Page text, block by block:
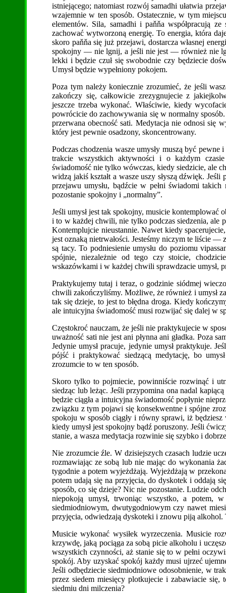
istniejącego; natomiast rozwój samadhi ułatwia
wzajemnie w ten sposób. Ostatecznie, w tym
elementów. Sila, samadhi i paňňa współpracują
zachować wytworzoną energię. To energia, która
skoro paňňa się już przejawi, dostarcza własnej
spokojny — nie lgnij, a jeśli nie jest — również nie
lekki i będzie czuł się swobodnie czy będziecie
Umysł będzie wypełniony pokojem.
Poza tym należy koniecznie zrozumieć, że jeśli
zakończy się, całkowicie zrezygnujecie z
jeszcze trzeba wykonać. Właściwie, kiedy
powrócicie do zachowywania się w normalny
przerwana obecność sati. Medytacja nie odnosi się
który jest pewnie osadzony, skoncentrowany.
Podczas chodzenia wasze umysły muszą być
trakcie wszystkich aktywności i o każdym
świadomość nie tylko wówczas, kiedy siedzicie, ale
widzą jakiś kształt a wasze uszy słyszą dźwięk.
przejawu umysłu, bądźcie w pełni świadomi
pozostanie spokojny i „normalny”.
Jeśli umysł jest tak spokojny, musicie kontemplować
i to w każdej chwili, nie tylko podczas siedzenia,
Kontemplujcie nieustannie. Nawet kiedy
jest oznaką nietrwałości. Jesteśmy niczym te liście
są tacy. To podniesienie umysłu do poziomu
spójnie, niezależnie od tego czy stoicie,
wskazówkami i w każdej chwili sprawdzacie umysł,
Praktykujemy tutaj i teraz, o godzinie siódmej
chwili zakończyliśmy. Możliwe, że również i umysł
tak się dzieje, to jest to błędna droga. Kiedy
ale intuicyjna świadomość musi rozwijać się dalej w
Częstokroć nauczam, że jeśli nie praktykujecie w
uważność sati nie jest ani płynna ani gładka. Poza
Jedynie umysł pracuje, jedynie umysł praktykuje.
pójść i praktykować siedzącą medytację, bo
zrozumcie to w ten sposób.
Skoro tylko to pojmiecie, powinniście rozwinąć i
siedząc lub leżąc. Jeśli przypomina ona nadal
będzie ciągła a intuicyjna świadomość popłynie
związku z tym pojawi się konsekwentne i spójne
spokoju w sposób ciągły i równy sprawi, iż
kiedy umysł jest spokojny bądź poruszony. Jeśli
stanie, a wasza medytacja rozwinie się szybko i
Nie zrozumcie źle. W dzisiejszych czasach ludzie
rozmawiając ze sobą lub nie mając do wykonania
tygodnie a potem wyjeżdżają. Wyjeżdżają w
potem udają się na przyjęcia, do dyskotek i oddają
sposób, co się dzieje? Nic nie pozostanie. Ludzie
niepokoją umysł, trwoniąc wszystko, a potem,
siedmiodniowym, dwutygodniowym czy nawet
przyjęcia, odwiedzają dyskoteki i znowu piją
Musicie wykonać wysiłek wyrzeczenia. Musicie
krzywdę, jaką pociąga za sobą picie alkoholu i
wszystkich czynności, aż stanie się to w pełni
spokój. Aby uzyskać spokój każdy musi ujrzeć
Jeśli odbędziecie siedmiodniowe odosobnienie, w
przez siedem miesięcy plotkujecie i zabawiacie
siedmiu dni milczenia?